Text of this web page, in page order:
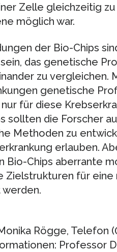
Zelle gleichzeitig
möglich war.
der Bio-Chips
das genetische
zu vergleichen.
genetische
für diese
sollten die Forscher
Methoden zu
erlauben.
Bio-Chips aberrante
Zielstrukturen für
Rögge, Telefon
Professor